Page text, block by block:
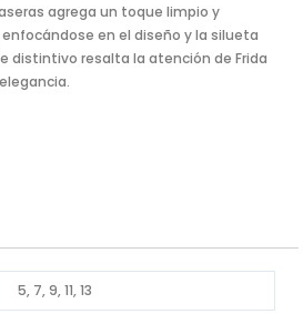
agrega un toque limpio y
en el diseño y la silueta
distintivo resalta la atención de Frida
5, 7, 9, 11, 13